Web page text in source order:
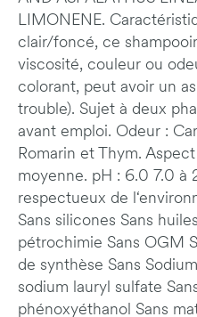
LIMONENE.
clair/foncé, ce
viscosité, couleur ou
colorant, peut avoir un
trouble). Sujet à deux
avant emploi. Odeur :
Romarin et Thym.
moyenne. pH : 6.0 7.0 à
respectueux de
Sans silicones Sans
pétrochimie Sans OGM
de synthèse Sans
sodium lauryl sulfate
phénoxyéthanol Sans